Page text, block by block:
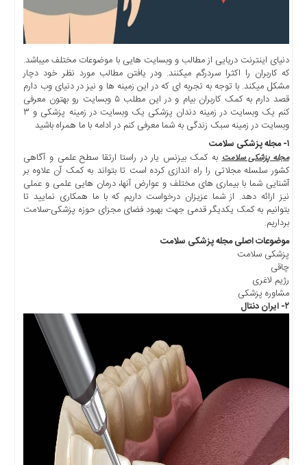
اقتصادی
اخبار
ایران
اخبار
بین
المللی
اخبار
اقتصادی
اخبار
جدید
اخبار
حوادث
اخبار
سیاسی
اخبار
فرهنگی
اخبار
اقتصادی
اخبار
ایران
دنیای اینترنت دریایی از مطالب و وبسایت هایی با موضوعات مختلف میباشد.
که کاربران را اکثرا سردرگم میکنند. ودر یافتن مطالب مورد نظر خود دچار
مشکل میکند. با توجه به تجربه ای که در این زمینه ها و نیز در دنیای وب دارم
قصد دارم به کمک کاربران بیام و در این مطلب ۵ وبسایت رو بهتون معرفی
کنم یک وبسایت در زمینه دندان پزشکی یک وبسایت در زمینه پزشکی و ۳
وبسایت در زمینه سبک زندگی به شما معرفی کنم در ادامه با ما همراه باشید
۱- مجله پزشکی سلامت
مجله پزشکی سلامتبه کمک بیزنس یار در راستا ارتقا سطح علمی و آگاهی
کشور سلسله مجلاتی را راه اندازی کرده است تا بتواند به کمک آن علاوه بر
آشنایی شما با بیماری های مختلف و عوارض آنها، درمان هایی علمی و عملی
نیز ارائه دهد. از شما عزیزان درخواست داریم که با ما همکاری نمایید تا
بتوانیم به کمک یکدیگر قدمی جهت بهبود فضای مجزای حوزه پزشکی-سلامت
برداریم.
موضوعات اصلی مجله پزشکی سلامت
پزشکی سلامت
چاقی
رژیم لاغری
مشاوره پزشکی
۲- ایران دنتال